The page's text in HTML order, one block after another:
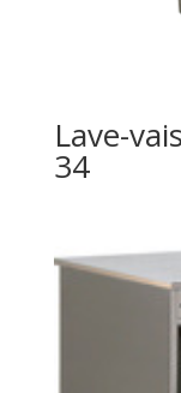
Lave-
34